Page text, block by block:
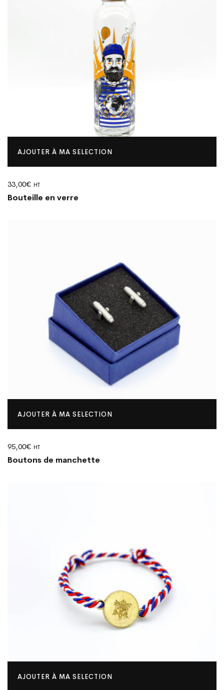
AJOUTER À MA SELECTION
33,00€ HT
Bouteille en verre
AJOUTER À MA SELECTION
95,00€ HT
Boutons de manchette
AJOUTER À MA SELECTION